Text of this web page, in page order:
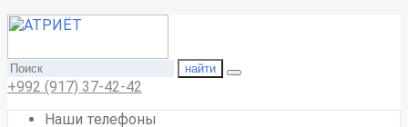
найти
+992 (917) 37-42-42
Наши телефоны